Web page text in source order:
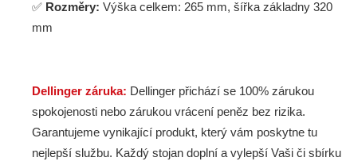
✅ Rozměry: Výška celkem: 265 mm, šířka základny 320
mm
Dellinger záruka: Dellinger přichází se 100% zárukou
spokojenosti nebo zárukou vrácení peněz bez rizika.
Garantujeme vynikající produkt, který vám poskytne tu
nejlepší službu. Každý stojan doplní a vylepší Vaši či sbírku